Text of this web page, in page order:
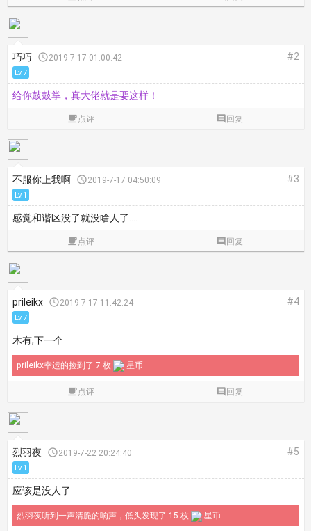
巧巧 2019-7-17 01:00:42 #2
Lv.7
给你鼓鼓掌，真大佬就是要这样！
点评  回复
不服你上我啊 2019-7-17 04:50:09 #3
Lv.1
感觉和谐区没了就没啥人了....
点评  回复
prileikx 2019-7-17 11:42:24 #4
Lv.7
木有,下一个
prileikx幸运的捡到了 7 枚 星币
点评  回复
烈羽夜 2019-7-22 20:24:40 #5
Lv.1
应该是没人了
烈羽夜听到一声清脆的响声，低头发现了 15 枚 星币